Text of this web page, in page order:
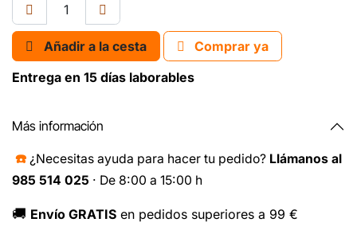
Añadir a la cesta
Comprar ya
Entrega en 15 días laborables
Más información
☎️ ¿Necesitas ayuda para hacer tu pedido? Llámanos al
985 514 025 · De 8:00 a 15:00 h
🚚 Envío GRATIS en pedidos superiores a 99 €